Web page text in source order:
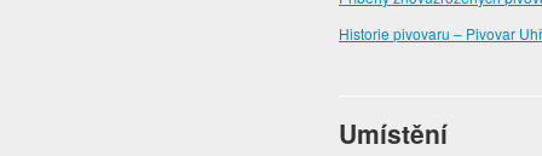
Historie pivovaru – Pivovar
Umístění